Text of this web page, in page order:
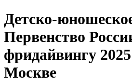
Детско-
Первенство
фридайвингу
Москве